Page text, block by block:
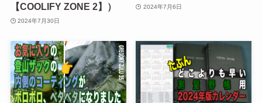
【COOLIFY ZONE 2】）
2024年7月30日
2024年7月6日